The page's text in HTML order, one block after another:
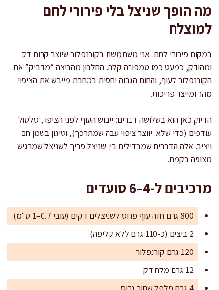
מה הופך שניצל בלי פירורי לחם
למוצלח
במקום פירורי לחם, אני משתמשת בקורנפלור שיוצר קרום דק
ומהודק, כמעט כמו טמפורה קלה. החלבון מהביצה “מדביק” את
הקורנפלור לעוף, והחום הגבוה יחסית במחבת מייבש את הציפוי
מהר ומייצר פריכות.
הדיוק כאן הוא בשלושה דברים: ייבוש העוף לפני הציפוי, טלטול
עודפים (כדי שלא ייווצר ציפוי עבה שמתרכך), וטיגון בשמן חם
ויציב. אלה הדברים שמבדילים בין שניצל פריך לשניצל שמרגיש
מצופה בקמח.
מרכיבים ל-4–6 סועדים
800 גרם חזה עוף פרוס לשניצלים דקים (עובי 0.7–1 ס"מ)
2 ביצים (כ-110 גרם ללא קליפה)
120 גרם קורנפלור
12 גרם מלח דק
4 גרם פלפל שחור גרוס